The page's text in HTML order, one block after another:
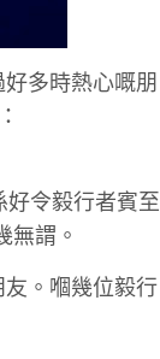
多時熱心嘅朋
令毅行者賓至
無謂。
。嗰幾位毅行